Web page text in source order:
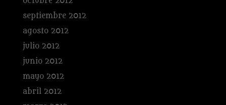
septiembre 2012
agosto 2012
julio 2012
junio 2012
mayo 2012
abril 2012